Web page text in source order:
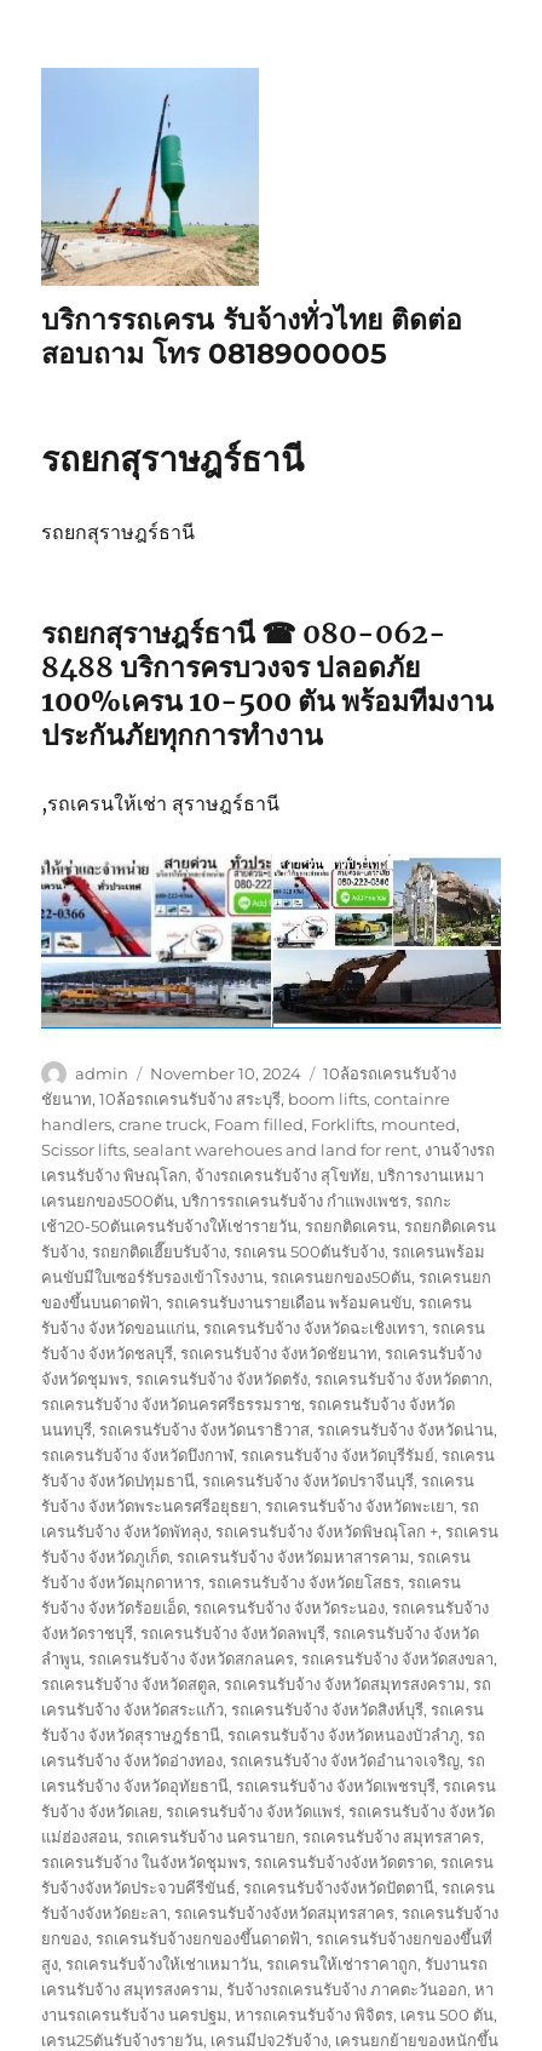
บริการรถเครน รับจ้างทั่วไทย ติดต่อ
สอบถาม โทร 0818900005
รถยกสุราษฎร์ธานี
รถยกสุราษฎร์ธานี
รถยกสุราษฎร์ธานี ☎ 080-062-
8488 บริการครบวงจร ปลอดภัย
100%เครน 10-500 ตัน พร้อมทีมงาน
ประกันภัยทุกการทำงาน
,รถเครนให้เช่า สุราษฎร์ธานี
Author
admin
Posted
on
November 10, 2024 Tags
10ล้อรถเครนรับจ้าง
ชัยนาท,10ล้อรถเครนรับจ้าง สระบุรี, boom lifts,containre
handlers,crane truck, Foam filled, Forklifts, mounted,
Scissor lifts,sealant warehoues and land for rent, งานจ้างรถ
เครนรับจ้าง พิษณุโลก, จ้างรถเครนรับจ้าง สุโขทัย,บริการงานเหมา
เครนยกของ500ตัน,บริการรถเครนรับจ้าง กำแพงเพชร,รถกะ
เช้า20-50ตันเครนรับจ้างให้เช่ารายวัน,รถยกติดเครน,รถยกติดเครน
รับจ้าง,รถยกติดเฮี๊ยบรับจ้าง,รถเครน 500ตันรับจ้าง,รถเครนพร้อม
คนขับมีใบเซอร์รับรองเข้าโรงงาน,รถเครนยกของ50ตัน,รถเครนยก
ของขึ้นบนดาดฟ้า,รถเครนรับงานรายเดือน พร้อมคนขับ,รถเครน
รับจ้าง จังหวัดขอนแก่น,รถเครนรับจ้าง จังหวัดฉะเชิงเทรา,รถเครน
รับจ้าง จังหวัดชลบุรี,รถเครนรับจ้าง จังหวัดชัยนาท,รถเครนรับจ้าง
จังหวัดชุมพร,รถเครนรับจ้าง จังหวัดตรัง,รถเครนรับจ้าง จังหวัดตาก,
รถเครนรับจ้าง จังหวัดนครศรีธรรมราช,รถเครนรับจ้าง จังหวัด
นนทบุรี,รถเครนรับจ้าง จังหวัดนราธิวาส,รถเครนรับจ้าง จังหวัดน่าน,
รถเครนรับจ้าง จังหวัดบึงกาฬ,รถเครนรับจ้าง จังหวัดบุรีรัมย์,รถเครน
รับจ้าง จังหวัดปทุมธานี,รถเครนรับจ้าง จังหวัดปราจีนบุรี,รถเครน
รับจ้าง จังหวัดพระนครศรีอยุธยา,รถเครนรับจ้าง จังหวัดพะเยา,รถ
เครนรับจ้าง จังหวัดพัทลุง,รถเครนรับจ้าง จังหวัดพิษณุโลก +,รถเครน
รับจ้าง จังหวัดภูเก็ต,รถเครนรับจ้าง จังหวัดมหาสารคาม,รถเครน
รับจ้าง จังหวัดมุกดาหาร,รถเครนรับจ้าง จังหวัดยโสธร,รถเครน
รับจ้าง จังหวัดร้อยเอ็ด,รถเครนรับจ้าง จังหวัดระนอง,รถเครนรับจ้าง
จังหวัดราชบุรี,รถเครนรับจ้าง จังหวัดลพบุรี,รถเครนรับจ้าง จังหวัด
ลำพูน,รถเครนรับจ้าง จังหวัดสกลนคร,รถเครนรับจ้าง จังหวัดสงขลา,
รถเครนรับจ้าง จังหวัดสตูล,รถเครนรับจ้าง จังหวัดสมุทรสงคราม,รถ
เครนรับจ้าง จังหวัดสระแก้ว,รถเครนรับจ้าง จังหวัดสิงห์บุรี,รถเครน
รับจ้าง จังหวัดสุราษฎร์ธานี,รถเครนรับจ้าง จังหวัดหนองบัวลำภู,รถ
เครนรับจ้าง จังหวัดอ่างทอง,รถเครนรับจ้าง จังหวัดอำนาจเจริญ,รถ
เครนรับจ้าง จังหวัดอุทัยธานี,รถเครนรับจ้าง จังหวัดเพชรบุรี,รถเครน
รับจ้าง จังหวัดเลย,รถเครนรับจ้าง จังหวัดแพร่,รถเครนรับจ้าง จังหวัด
แม่ฮ่องสอน,รถเครนรับจ้าง นครนายก,รถเครนรับจ้าง สมุทรสาคร,
รถเครนรับจ้าง ในจังหวัดชุมพร,รถเครนรับจ้างจังหวัดตราด,รถเครน
รับจ้างจังหวัดประจวบคีรีขันธ์,รถเครนรับจ้างจังหวัดปัตตานี,รถเครน
รับจ้างจังหวัดยะลา,รถเครนรับจ้างจังหวัดสมุทรสาคร,รถเครนรับจ้าง
ยกของ,รถเครนรับจ้างยกของขึ้นดาดฟ้า,รถเครนรับจ้างยกของขึ้นที่
สูง,รถเครนรับจ้างให้เช่าเหมาวัน,รถเครนให้เช่าราคาถูก,รับงานรถ
เครนรับจ้าง สมุทรสงคราม,รับจ้างรถเครนรับจ้าง ภาคตะวันออก,หา
งานรถเครนรับจ้าง นครปฐม,หารถเครนรับจ้าง พิจิตร, เครน 500 ตัน,
เครน25ตันรับจ้างรายวัน, เครนมีปจ2รับจ้าง, เครนยกย้ายของหนักขึ้น